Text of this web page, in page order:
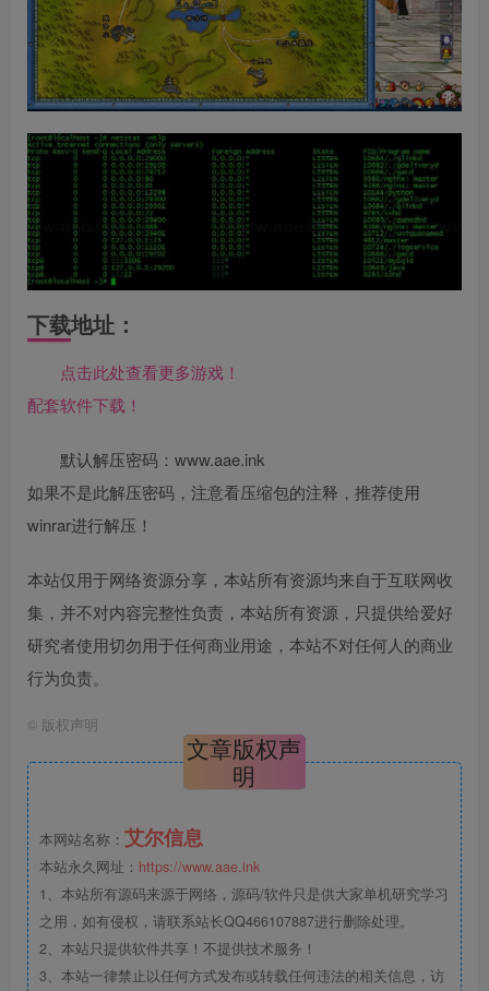
下载地址：
点击此处查看更多游戏！
配套软件下载！
默认解压密码：www.aae.ink
如果不是此解压密码，注意看压缩包的注释，推荐使用
winrar进行解压！
本站仅用于网络资源分享，本站所有资源均来自于互联网收
集，并不对内容完整性负责，本站所有资源，只提供给爱好
研究者使用切勿用于任何商业用途，本站不对任何人的商业
行为负责。
© 版权声明
文章版权声
明
本网站名称： 艾尔信息
本站永久网址： https://www.aae.ink
1、本站所有源码来源于网络，源码/软件只是供大家单机研究学习
之用，如有侵权，请联系站长QQ466107887进行删除处理。
2、本站只提供软件共享！不提供技术服务！
3、本站一律禁止以任何方式发布或转载任何违法的相关信息，访